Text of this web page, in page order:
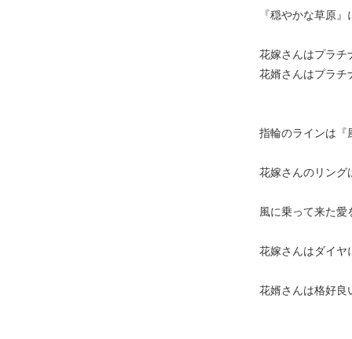
『穏やかな草原
花嫁さんはプラチ
花婿さんはプラチ
指輪のラインは『
花嫁さんのリング
風に乗って来た
花嫁さんはダイ
花婿さんは格好